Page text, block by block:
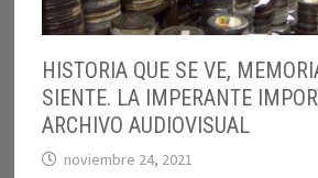
HISTORIA QUE SE VE,
SIENTE. LA IMPERANTE
ARCHIVO AUDIOVISUAL
noviembre 24, 2021